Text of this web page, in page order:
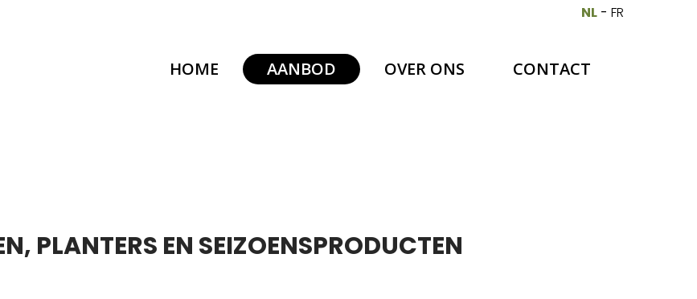
NL - FR
HOME AANBOD OVER ONS CONTACT
PLANTERS EN SEIZOENSPRODUCTEN